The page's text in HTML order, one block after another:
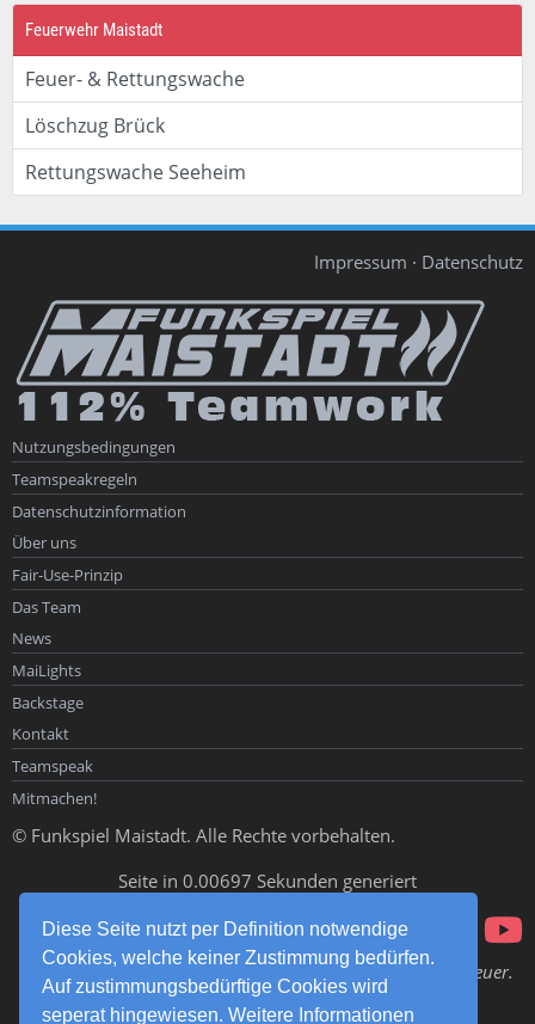
Diese Seite nutzt per Definition notwendige
Cookies, welche keiner Zustimmung bedürfen.
Auf zustimmungsbedürftige Cookies wird
seperat hingewiesen. Weitere Informationen
Feuerwehr Maistadt
Feuer- & Rettungswache
Löschzug Brück
Rettungswache Seeheim
Impressum · Datenschutz
Nutzungsbedingungen
Teamspeakregeln
Datenschutzinformation
Über uns
Fair-Use-Prinzip
Das Team
News
MaiLights
Backstage
Kontakt
Teamspeak
Mitmachen!
© Funkspiel Maistadt. Alle Rechte vorbehalten.
Seite in 0.00697 Sekunden generiert
Ubi fumus, ibi ignis – Wo es Rauch gibt, da gibt es auch Feuer.
Und uns! Funkspiel Maistadt!